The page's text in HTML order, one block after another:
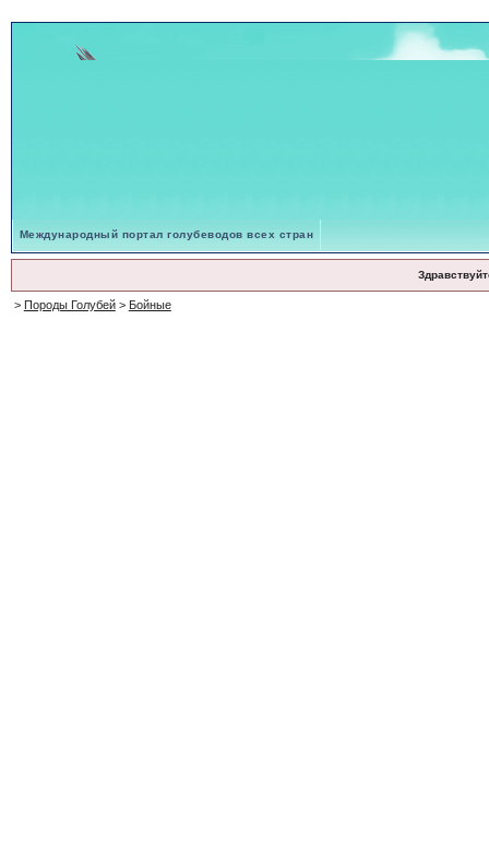
Международный портал голубеводов всех стран
> Породы Голубей> Бойные